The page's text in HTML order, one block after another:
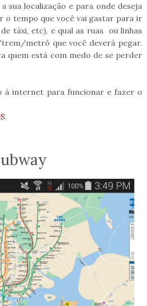
sua localização e para onde deseja
o tempo que você vai gastar para ir
táxi, etc), e qual as ruas ou linhas
metrô que você deverá pegar.
quem está com medo de se perder
à internet para funcionar e fazer o
.